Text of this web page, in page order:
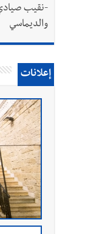
-نقيب
والديماسي
إعلانات